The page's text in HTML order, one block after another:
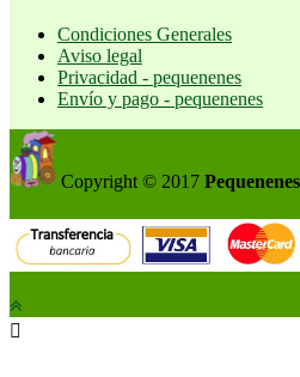
Condiciones Generales
Aviso legal
Privacidad - pequenenes
Envío y pago - pequenenes
Copyright © 2017
